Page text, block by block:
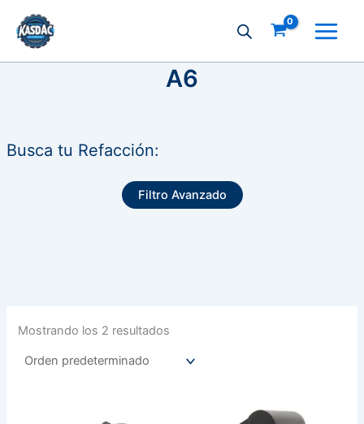
contenido
A6
Busca tu Refacción:
Filtro Avanzado
Mostrando los 2 resultados